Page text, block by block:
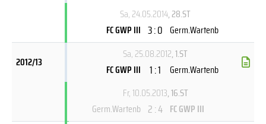
Sa, 24.05.2014, 28.ST
FC GWP III 3 : 0 Germ.Wartenb
2012/13
Sa, 25.08.2012, 1.ST
FC GWP III
1 : 1
Germ.Wartenb
Fr, 10.05.2013, 16.ST
Germ.Wartenb 2 : 4 FC GWP III